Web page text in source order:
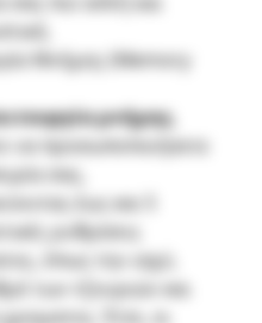
Μνήμης (Memory
μνήμης,
να προσωποποιήσετε
σας,
έως και 5
ρυθμίσεις
όπως την ισχύ,
των τζουριών και
χρώματος. Έτσι, οι